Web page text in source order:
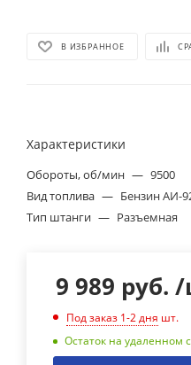
В ИЗБРАННОЕ
Характеристики
Обороты, об/мин — 9500
Вид топлива — Бензин АИ-
Тип штанги — Разъемная
9 989 руб. /
Под заказ 1-2 дня шт.
Остаток на удаленном